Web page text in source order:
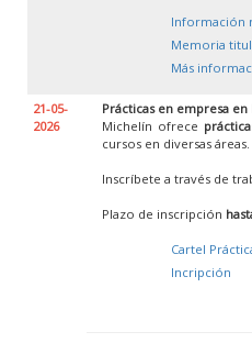
Información
Memoria
Más
21-05-
2026
Prácticas en empresa
Michelín ofrece
cursos en diversas áreas.
Inscríbete a través de
Plazo de inscripción
Cartel
Incripción